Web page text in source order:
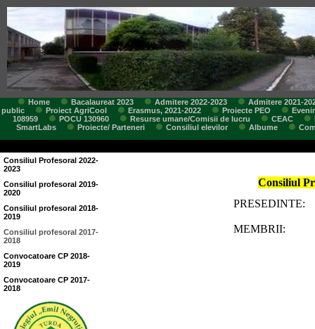
Home Bacalaureat 2023 Admitere 2022-2023
Admitere 2021-
public
Proiect AgriCool Erasmus, 2021-2022 Proiecte PEO
108959
POCU 130960 Resurse umane/Comisii de lucru CEAC
SmartLabs
Proiecte/ Parteneri Consiliul elevilor Albume
Consiliul Profesoral 2022-
2023
Consiliul profesoral 2019-
2020
Consiliul profesoral 2018-
2019
Consiliul profesoral 2017-
2018
Convocatoare CP 2018-
2019
Convocatoare CP 2017-
2018
Consiliul
PRESEDINTE:
MEMBRII: